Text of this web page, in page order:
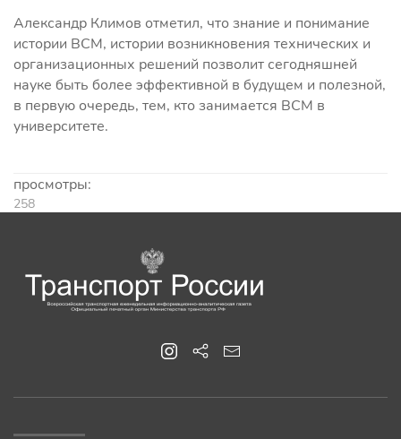
Александр Климов отметил, что знание и понимание
истории ВСМ, истории возникновения технических и
организационных решений позволит сегодняшней
науке быть более эффективной в будущем и полезной,
в первую очередь, тем, кто занимается ВСМ в
университете.
просмотры:
258